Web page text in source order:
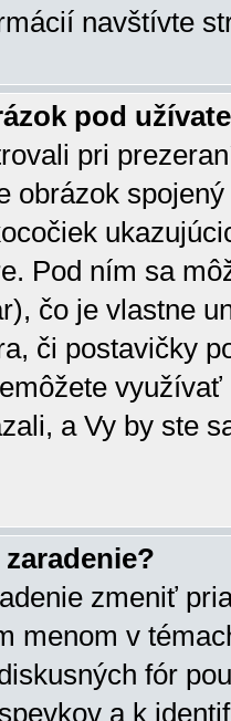
navštívte
pod
pri
obrázok
Pod ním sa
čo je vlastne
či postavičky
a Vy by ste
zmeniť
menom v
fór
a k